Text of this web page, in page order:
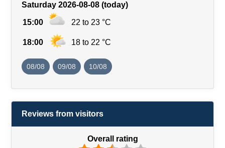
Saturday 2026-08-08 (today)
15:00 22 to 23 °C
18:00 18 to 22 °C
08/08 09/08 10/08
Reviews from visitors
Overall rating